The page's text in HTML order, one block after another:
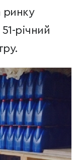
ринку
річний